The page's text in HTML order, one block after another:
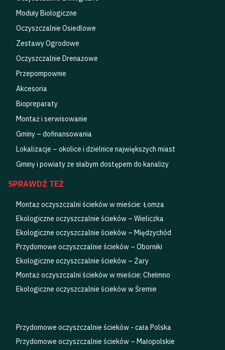
Moduły Biologiczne
Oczyszczalnie Osiedlowe
Zestawy Ogrodowe
Oczyszczalnie Drenażowe
Przepompownie
Akcesoria
Biopreparaty
Montaż i serwisowanie
Gminy – dofinansowania
Lokalizacje – okolice i dzielnice największych miast
Gminy i powiaty ze słabym dostępem do kanalizy
SPRAWDŹ TEŻ
Montaż oczyszczalni ścieków w mieście: Łomża
Ekologiczne oczyszczalnie ścieków – Wieliczka
Ekologiczne oczyszczalnie ścieków – Międzychód
Przydomowe oczyszczalnie ścieków – Oborniki
Ekologiczne oczyszczalnie ścieków – Żary
Montaż oczyszczalni ścieków w mieście: Chełmno
Ekologiczne oczyszczalnie ścieków w Śremie
Przydomowe oczyszczalnie ścieków - cała Polska
Przydomowe oczyszczalnie ścieków – Małopolskie